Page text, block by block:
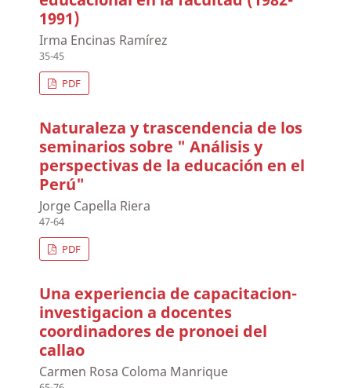
1991)
Irma Encinas Ramírez
35-45
PDF
Naturaleza y trascendencia de los
seminarios sobre " Análisis y
perspectivas de la educación en el
Perú"
Jorge Capella Riera
47-64
PDF
Una experiencia de capacitacion-
investigacion a docentes
coordinadores de pronoei del
callao
Carmen Rosa Coloma Manrique